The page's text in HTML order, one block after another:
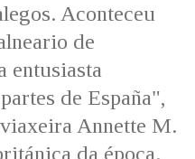
Aconteceu
de
entusiasta
de España",
Annette M.
da época.